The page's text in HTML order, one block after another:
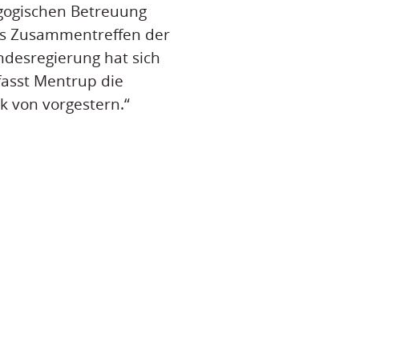
Betreuung
Zusammentreffen der
hat sich
Mentrup die
von vorgestern.“